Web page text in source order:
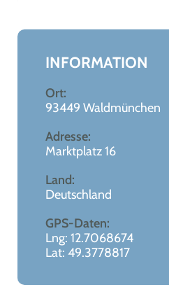
INFORMATION
Ort:
93449 Waldmünchen
Adresse:
Marktplatz 16
Land:
Deutschland
GPS-Daten:
Lng: 12.7068674
Lat: 49.3778817